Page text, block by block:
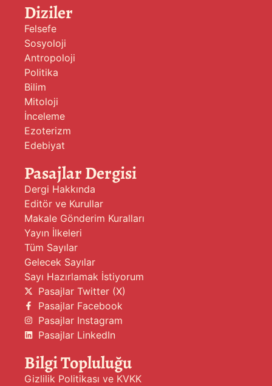
Diziler
Felsefe
Sosyoloji
Antropoloji
Politika
Bilim
Mitoloji
İnceleme
Ezoterizm
Edebiyat
Pasajlar Dergisi
Dergi Hakkında
Editör ve Kurullar
Makale Gönderim Kuralları
Yayın İlkeleri
Tüm Sayılar
Gelecek Sayılar
Sayı Hazırlamak İstiyorum
Pasajlar Twitter (X)
Pasajlar Facebook
Pasajlar Instagram
Pasajlar LinkedIn
Bilgi Topluluğu
Gizlilik Politikası ve KVKK